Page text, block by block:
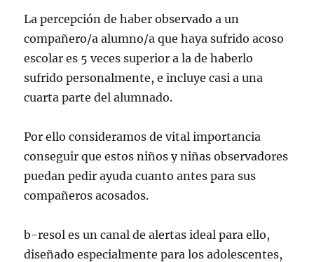
La percepción de haber observado a un
compañero/a alumno/a que haya sufrido acoso
escolar es 5 veces superior a la de haberlo
sufrido personalmente, e incluye casi a una
cuarta parte del alumnado.
Por ello consideramos de vital importancia
conseguir que estos niños y niñas observadores
puedan pedir ayuda cuanto antes para sus
compañeros acosados.
b-resol es un canal de alertas ideal para ello,
diseñado especialmente para los adolescentes,